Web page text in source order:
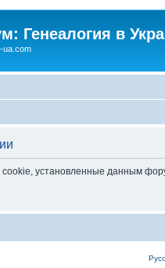
Генеалогия в
ua.com
cookie, установленные данным